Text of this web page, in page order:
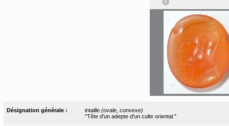
Désignation générale : intaille (ovale, convexe)
"Tête d'un adepte d'un culte oriental."